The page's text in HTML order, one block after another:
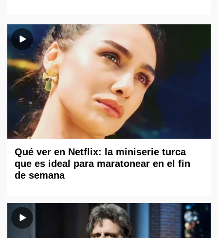
Qué ver en Netflix: la miniserie turca
que es ideal para maratonear en el fin
de semana